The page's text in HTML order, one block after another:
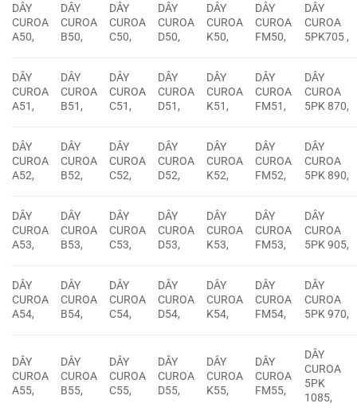
DÂY
CUROA
A50,
DÂY
CUROA
B50,
DÂY
CUROA
C50,
DÂY
CUROA
D50,
DÂY
CUROA
K50,
DÂY
CUROA
FM50,
DÂY
CUROA
5PK705 ,
DÂY
CUROA
A51,
DÂY
CUROA
B51,
DÂY
CUROA
C51,
DÂY
CUROA
D51,
DÂY
CUROA
K51,
DÂY
CUROA
FM51,
DÂY
CUROA
5PK 870,
DÂY
CUROA
A52,
DÂY
CUROA
B52,
DÂY
CUROA
C52,
DÂY
CUROA
D52,
DÂY
CUROA
K52,
DÂY
CUROA
FM52,
DÂY
CUROA
5PK 890,
DÂY
CUROA
A53,
DÂY
CUROA
B53,
DÂY
CUROA
C53,
DÂY
CUROA
D53,
DÂY
CUROA
K53,
DÂY
CUROA
FM53,
DÂY
CUROA
5PK 905,
DÂY
CUROA
A54,
DÂY
CUROA
B54,
DÂY
CUROA
C54,
DÂY
CUROA
D54,
DÂY
CUROA
K54,
DÂY
CUROA
FM54,
DÂY
CUROA
5PK 970,
DÂY
CUROA
A55,
DÂY
CUROA
B55,
DÂY
CUROA
C55,
DÂY
CUROA
D55,
DÂY
CUROA
K55,
DÂY
CUROA
FM55,
DÂY
CUROA
5PK
1085,